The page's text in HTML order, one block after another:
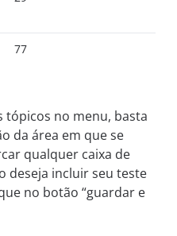
77
tópicos no menu, basta
da área em que se
qualquer caixa de
deseja incluir seu teste
no botão “guardar e